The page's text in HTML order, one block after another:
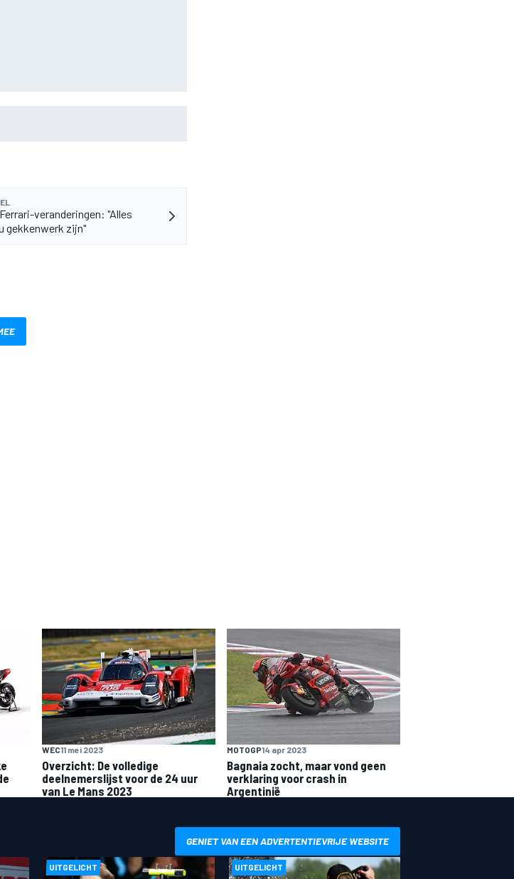
veranderingen: "Alles
gekkenwerk zijn"
WEC11 mei 2023
Overzicht: De volledige
deelnemerslijst voor de 24 uur
van Le Mans 2023
MOTOGP14 apr 2023
Bagnaia zocht, maar vond geen
verklaring voor crash in
Argentinië
GENIET VAN EEN ADVERTENTIEVRIJE WEBSITE
UITGELICHT UITGELICHT